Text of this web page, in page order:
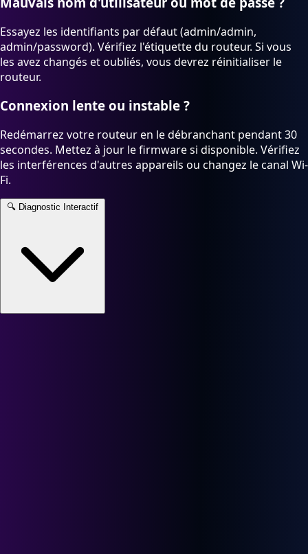
Essayez les identifiants par défaut (admin/admin,
admin/password). Vérifiez l'étiquette du routeur. Si vous
les avez changés et oubliés, vous devrez réinitialiser le
routeur.
Connexion lente ou instable ?
Redémarrez votre routeur en le débranchant pendant 30
secondes. Mettez à jour le firmware si disponible. Vérifiez
les interférences d'autres appareils ou changez le canal Wi-
Fi.
🔍 Diagnostic Interactif